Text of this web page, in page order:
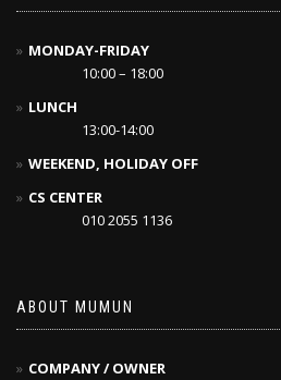
MONDAY-FRIDAY
10:00 – 18:00
LUNCH
13:00-14:00
WEEKEND, HOLIDAY OFF
CS CENTER
010 2055 1136
ABOUT MUMUN
COMPANY / OWNER